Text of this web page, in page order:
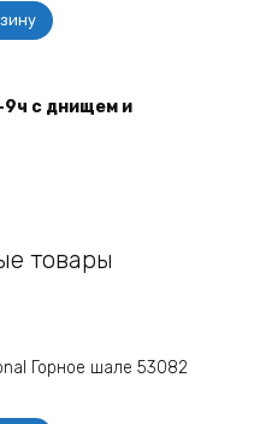
с днищем и
товары